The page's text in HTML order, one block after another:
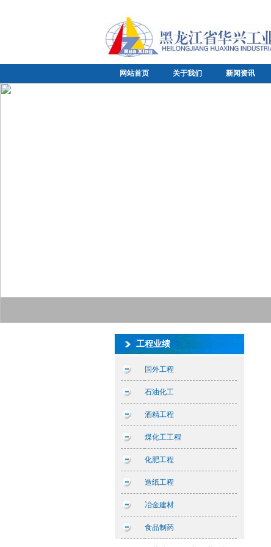
网站首页 关于我们 新闻资讯
工程业绩
国外工程
石油化工
酒精工程
煤化工工程
化肥工程
造纸工程
冶金建材
食品制药